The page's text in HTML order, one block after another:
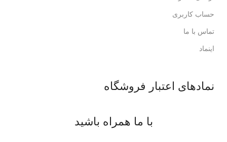
حساب کاربری
تماس با ما
اینماد
نمادهای اعتبار فروشگاه
با ما همراه باشید